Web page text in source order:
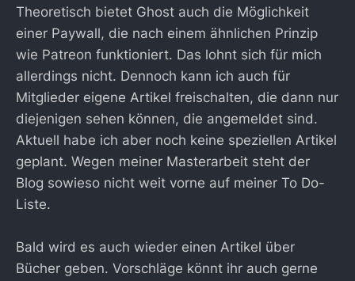
Theoretisch bietet Ghost auch die Möglichkeit
einer Paywall, die nach einem ähnlichen Prinzip
wie Patreon funktioniert. Das lohnt sich für mich
allerdings nicht. Dennoch kann ich auch für
Mitglieder eigene Artikel freischalten, die dann nur
diejenigen sehen können, die angemeldet sind.
Aktuell habe ich aber noch keine speziellen Artikel
geplant. Wegen meiner Masterarbeit steht der
Blog sowieso nicht weit vorne auf meiner To Do-
Liste.
Bald wird es auch wieder einen Artikel über
Bücher geben. Vorschläge könnt ihr auch gerne